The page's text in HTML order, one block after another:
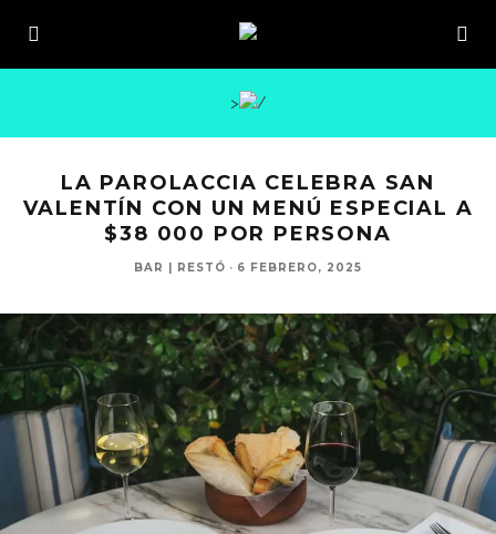
>
LA PAROLACCIA CELEBRA SAN
VALENTÍN CON UN MENÚ ESPECIAL A
$38 000 POR PERSONA
BAR | RESTÓ · 6 FEBRERO, 2025